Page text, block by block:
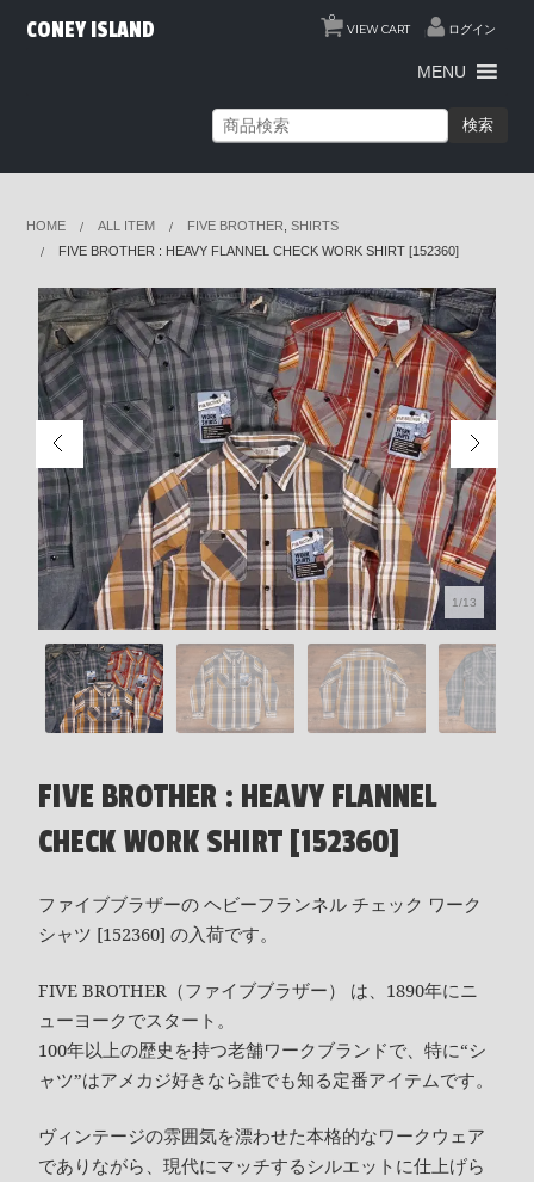
VIEW CART
0
ログイン
CONEY ISLAND
MENU
検索
HOME ALL ITEM FIVE BROTHER ,SHIRTS
FIVE BROTHER : HEAVY FLANNEL CHECK WORK SHIRT [152360]
1/13
FIVE BROTHER : HEAVY FLANNEL
CHECK WORK SHIRT [152360]
ファイブブラザーの ヘビーフランネル チェック ワーク
シャツ [152360] の入荷です。
FIVE BROTHER（ファイブブラザー） は、1890年にニ
ューヨークでスタート。
100年以上の歴史を持つ老舗ワークブランドで、特に“シ
ャツ”はアメカジ好きなら誰でも知る定番アイテムです。
ヴィンテージの雰囲気を漂わせた本格的なワークウェア
でありながら、現代にマッチするシルエットに仕上げら